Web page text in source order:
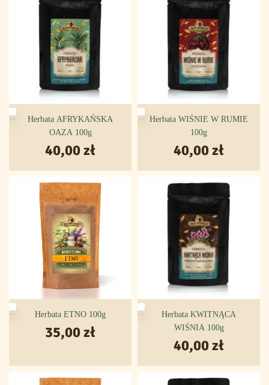
Herbata AFRYKAŃSKA
OAZA 100g
40,00 zł
Herbata WIŚNIE W RUMIE
100g
40,00 zł
Herbata ETNO 100g
35,00 zł
Herbata KWITNĄCA
WIŚNIA 100g
40,00 zł